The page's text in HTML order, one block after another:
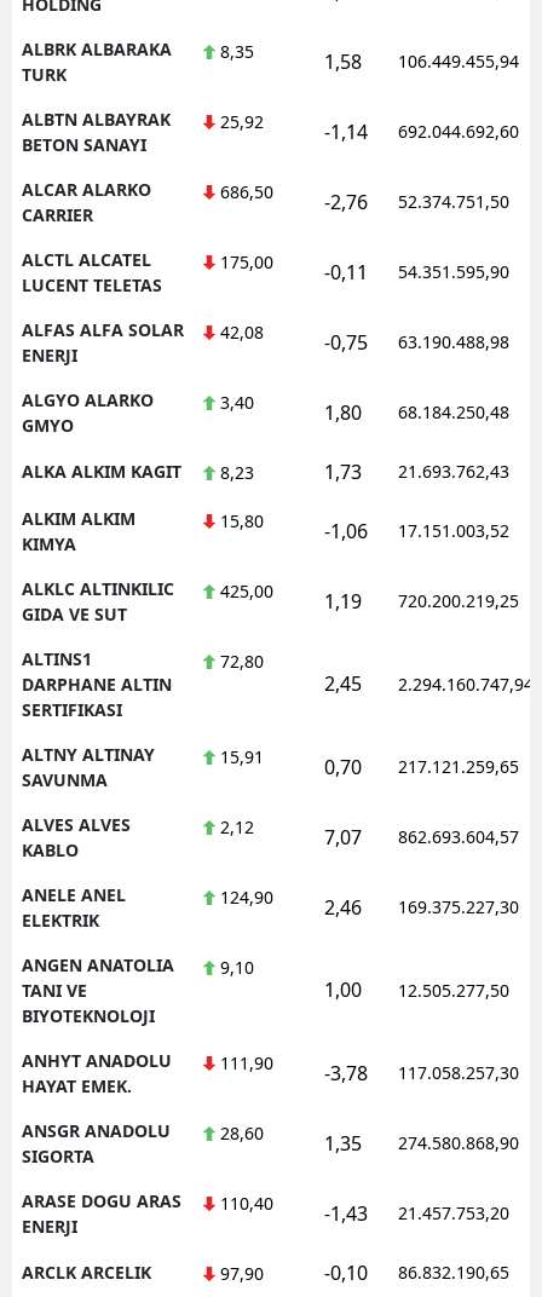
ALBRK ALBARAKA
TURK
8,35 1,58 106.449.455,94
ALBTN ALBAYRAK
BETON SANAYI
25,92 -1,14 692.044.692,60
ALCAR ALARKO
CARRIER
686,50 -2,76 52.374.751,50
ALCTL ALCATEL
LUCENT TELETAS
175,00 -0,11 54.351.595,90
ALFAS ALFA SOLAR
ENERJI
42,08 -0,75 63.190.488,98
ALGYO ALARKO
GMYO
3,40 1,80 68.184.250,48
ALKA ALKIM KAGIT 8,23 1,73 21.693.762,43
ALKIM ALKIM
KIMYA
15,80 -1,06 17.151.003,52
ALKLC ALTINKILIC
GIDA VE SUT
425,00 1,19 720.200.219,25
ALTINS1
DARPHANE ALTIN
SERTIFIKASI
72,80
2,45 2.294.160.747,94
ALTNY ALTINAY
SAVUNMA
15,91 0,70 217.121.259,65
ALVES ALVES
KABLO
2,12 7,07 862.693.604,57
ANELE ANEL
ELEKTRIK
124,90 2,46 169.375.227,30
ANGEN ANATOLIA
TANI VE
BIYOTEKNOLOJI
9,10
1,00 12.505.277,50
ANHYT ANADOLU
HAYAT EMEK.
111,90 -3,78 117.058.257,30
ANSGR ANADOLU
SIGORTA
28,60 1,35 274.580.868,90
ARASE DOGU ARAS
ENERJI
110,40 -1,43 21.457.753,20
ARCLK ARCELIK 97,90 -0,10 86.832.190,65